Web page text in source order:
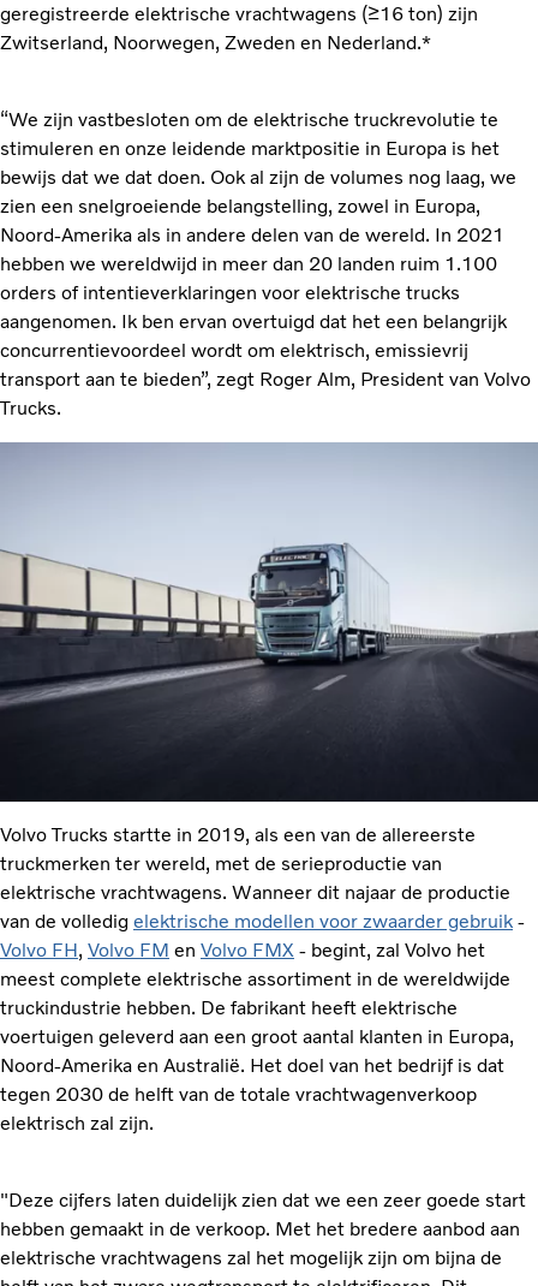
geregistreerde elektrische vrachtwagens (≥16 ton) zijn
Zwitserland, Noorwegen, Zweden en Nederland.*
“We zijn vastbesloten om de elektrische truckrevolutie te
stimuleren en onze leidende marktpositie in Europa is het
bewijs dat we dat doen. Ook al zijn de volumes nog laag, we
zien een snelgroeiende belangstelling, zowel in Europa,
Noord-Amerika als in andere delen van de wereld. In 2021
hebben we wereldwijd in meer dan 20 landen ruim 1.100
orders of intentieverklaringen voor elektrische trucks
aangenomen. Ik ben ervan overtuigd dat het een belangrijk
concurrentievoordeel wordt om elektrisch, emissievrij
transport aan te bieden”, zegt Roger Alm, President van Volvo
Trucks.
Volvo Trucks startte in 2019, als een van de allereerste
truckmerken ter wereld, met de serieproductie van
elektrische vrachtwagens. Wanneer dit najaar de productie
van de volledig elektrische modellen voor zwaarder gebruik -
Volvo FH, Volvo FM en Volvo FMX - begint, zal Volvo het
meest complete elektrische assortiment in de wereldwijde
truckindustrie hebben. De fabrikant heeft elektrische
voertuigen geleverd aan een groot aantal klanten in Europa,
Noord-Amerika en Australië. Het doel van het bedrijf is dat
tegen 2030 de helft van de totale vrachtwagenverkoop
elektrisch zal zijn.
"Deze cijfers laten duidelijk zien dat we een zeer goede start
hebben gemaakt in de verkoop. Met het bredere aanbod aan
elektrische vrachtwagens zal het mogelijk zijn om bijna de